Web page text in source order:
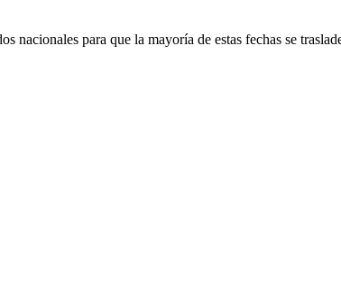
nacionales para que la mayoría de estas fechas se